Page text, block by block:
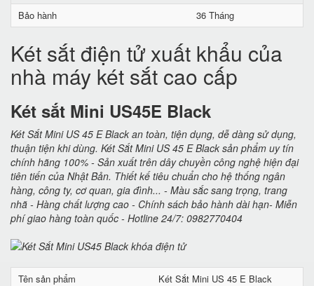
Bảo hành
36 Tháng
Két sắt điện tử xuất khẩu của
nhà máy két sắt cao cấp
Két sắt Mini US45E Black
Két Sắt Mini US 45 E Black an toàn, tiện dụng, dễ dàng sử dụng,
thuận tiện khi dùng. Két Sắt Mini US 45 E Black sản phẩm uy tín
chính hãng 100% - Sản xuất trên dây chuyền công nghệ hiện đại
tiên tiến của Nhật Bản. Thiết kế tiêu chuẩn cho hệ thống ngân
hàng, công ty, cơ quan, gia đình... - Màu sắc sang trọng, trang
nhã - Hàng chất lượng cao - Chính sách bảo hành dài hạn- Miễn
phí giao hàng toàn quốc - Hotline 24/7: 0982770404
Tên sản phẩm
Két Sắt Mini US 45 E Black